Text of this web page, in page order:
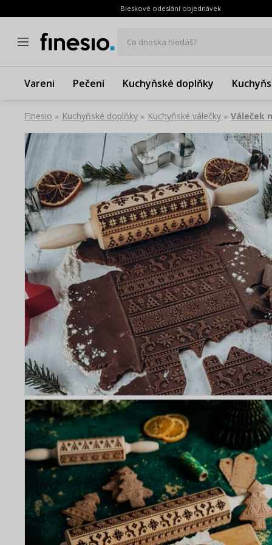
Bleskové odeslání objednávek
Co dneska hledáš?
Vareni Pečení Kuchyňské doplňky
Finesio » Kuchyňské doplňky » Kuchyňské válečky » Váleček